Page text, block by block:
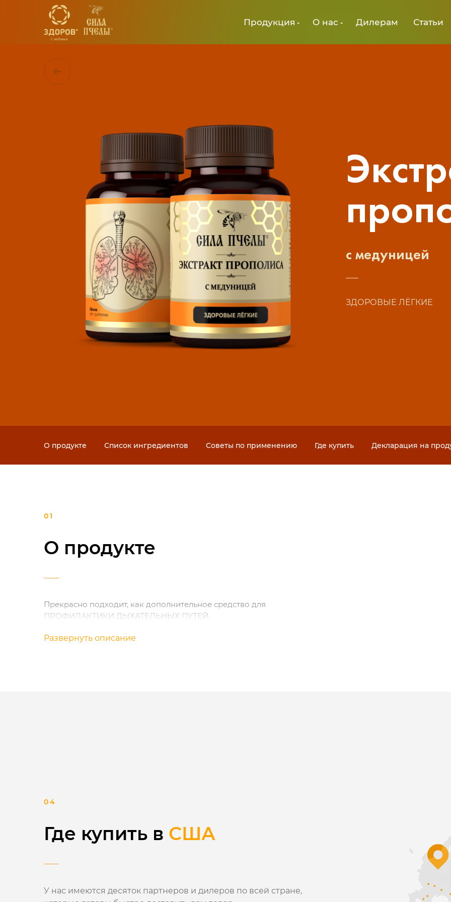
Продукция О нас Дилерам Статьи
с медуницей
ЗДОРОВЫЕ ЛЁГКИЕ
О продукте Список ингредиентов Советы по применению Где купить Декларация на
О продукте
Прекрасно подходит, как дополнительное средство для
ПРОФИЛАКТИКИ ДЫХАТЕЛЬНЫХ ПУТЕЙ.
Развернуть описание
Где купить в США
У нас имеются десяток партнеров и дилеров по всей стране,